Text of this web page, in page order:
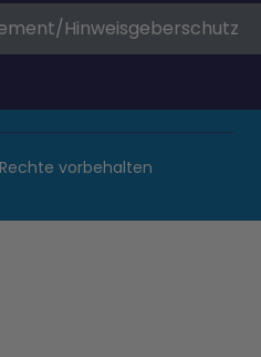
Hinweisgeberschutz
vorbehalten